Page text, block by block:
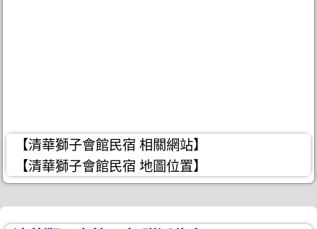
【清華獅子會館民宿 相關網站】
【清華獅子會館民宿 地圖位置】